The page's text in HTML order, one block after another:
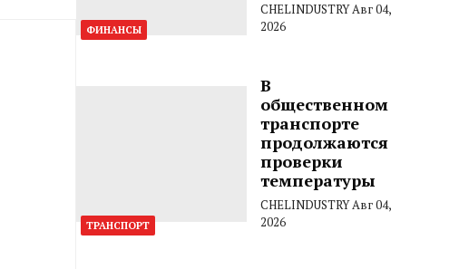
ФИНАНСЫ
CHELINDUSTRYАвг 04,
2026
ТРАНСПОРТ
В
общественном
транспорте
продолжаются
проверки
температуры
CHELINDUSTRYАвг 04,
2026